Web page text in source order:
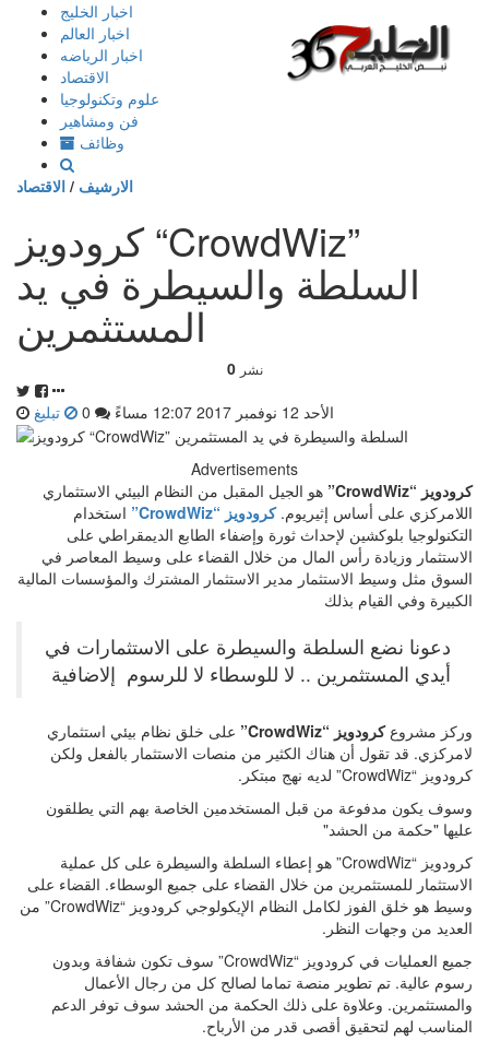
إذهب
المحتوى
اخبار الخليج
اخبار العالم
اخبار الرياضه
الاقتصاد
علوم وتكنولوجيا
فن ومشاهير
وظائف
الارشيف / الاقتصاد
كرودويز “CrowdWiz”
السلطة والسيطرة في يد
المستثمرين
0 نشر
الأحد 12 نوفمبر 2017 12:07 مساءً تبليغ
Advertisements
كرودويز “CrowdWiz
” هو الجيل المقبل من النظام البيئي الاستثماري
اللامركزي على أساس إثيريوم.كرودويز “CrowdWiz
” استخدام
التكنولوجيا بلوكشين لإحداث ثورة وإضفاء الطابع الديمقراطي على
الاستثمار وزيادة رأس المال من خلال القضاء على وسيط المعاصر في
السوق مثل وسيط الاستثمار مدير الاستثمار المشترك والمؤسسات المالية
الكبيرة وفي القيام بذلك
دعونا نضع السلطة والسيطرة على الاستثمارات في
أيدي المستثمرين .. لا للوسطاء لا للرسوم إلاضافية
وركز مشروعكرودويز “CrowdWiz
” على خلق نظام بيئي استثماري
لامركزي. قد تقول أن هناك الكثير من منصات الاستثمار بالفعل ولكن
كرودويز “CrowdWiz” لديه نهج مبتكر.
وسوف يكون مدفوعة من قبل المستخدمين الخاصة بهم التي يطلقون
عليها "حكمة من الحشد"
كرودويز “CrowdWiz” هو إعطاء السلطة والسيطرة على كل عملية
الاستثمار للمستثمرين من خلال القضاء على جميع الوسطاء. القضاء على
وسيط هو خلق الفوز لكامل النظام الإيكولوجي كرودويز “CrowdWiz” من
العديد من وجهات النظر.
جميع العمليات في كرودويز “CrowdWiz” سوف تكون شفافة وبدون
رسوم عالية. تم تطوير منصة تماما لصالح كل من رجال الأعمال
والمستثمرين. وعلاوة على ذلك الحكمة من الحشد سوف توفر الدعم
المناسب لهم لتحقيق أقصى قدر من الأرباح.